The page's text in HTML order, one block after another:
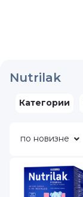
Nutrilak
Категории
по новизне